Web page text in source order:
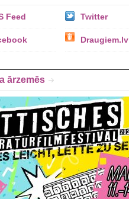
Feed Twitter
Draugiem.lv
ārzemēs